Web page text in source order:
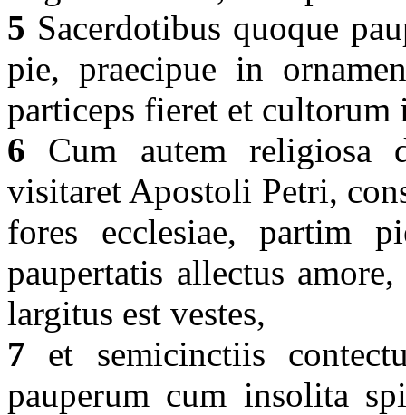
5 Sacerdotibus quoque
pie, praecipue in
particeps fieret et cultorum
6 Cum autem religiosa
visitaret Apostoli Petri,
fores ecclesiae, partim
paupertatis allectus
largitus est vestes,
7 et semicinctiis
pauperum cum insolita